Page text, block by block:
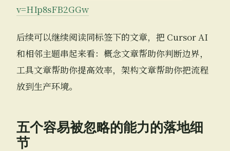
v=HIp8sFB2GGw
后续可以继续阅读同标签下的文章，把 Cursor AI
和相邻主题串起来看：概念文章帮助你判断边界，
工具文章帮助你提高效率，架构文章帮助你把流程
放到生产环境。
五个容易被忽略的能力的落地细
节